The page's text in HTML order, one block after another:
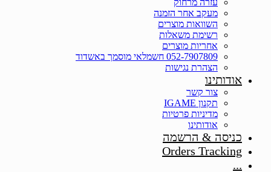
עזרה מרחוק
מעקב אחר הזמנה
השוואות מוצרים
רשימת משאלות
אחריות מוצרים
052-7907809 חשמלאי מוסמך באשדוד
הצהרת נגישות
אודותינו
צור קשר
תקנון IGAME
מדיניות פרטיות
אודותינו
כניסה & הרשמה
Orders Tracking
...